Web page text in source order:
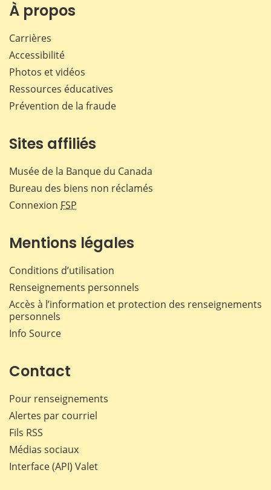
À propos
Carrières
Accessibilité
Photos et vidéos
Ressources éducatives
Prévention de la fraude
Sites affiliés
Musée de la Banque du Canada
Bureau des biens non réclamés
Connexion FSP
Mentions légales
Conditions d’utilisation
Renseignements personnels
Accès à l’information et protection des renseignements
personnels
Info Source
Contact
Pour renseignements
Alertes par courriel
Fils RSS
Médias sociaux
Interface (API) Valet